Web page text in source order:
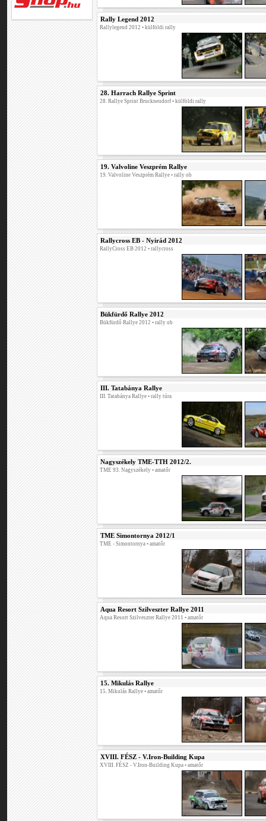
Rally Legend 2012
Rallylegend 2012 • külföldi rally
28. Harrach Rallye Sprint
28. Rallye Sprint Bruckneudorf • külföldi rally
19. Valvoline Veszprém Rallye
19. Valvoline Veszprém Rallye • rally ob
Rallycross EB - Nyirád 2012
RallyCross EB 2012 • rallycross
Bükfürdő Rallye 2012
Bükfürdő Rallye 2012 • rally ob
III. Tatabánya Rallye
III. Tatabánya Rallye • rally túra
Nagyszékely TME-TTH 2012/2.
TME 93. Nagyszékely • amatőr
TME Simontornya 2012/1
TME - Simontornya • amatőr
Aqua Resort Szilveszter Rallye 2011
Aqua Resort Szilveszter Rallye 2011 • amatőr
15. Mikulás Rallye
15. Mikulás Rallye • amatőr
XVIII. FÉSZ - V.Iron-Building Kupa
XVIII. FÉSZ - V.Iron-Building Kupa • amatőr